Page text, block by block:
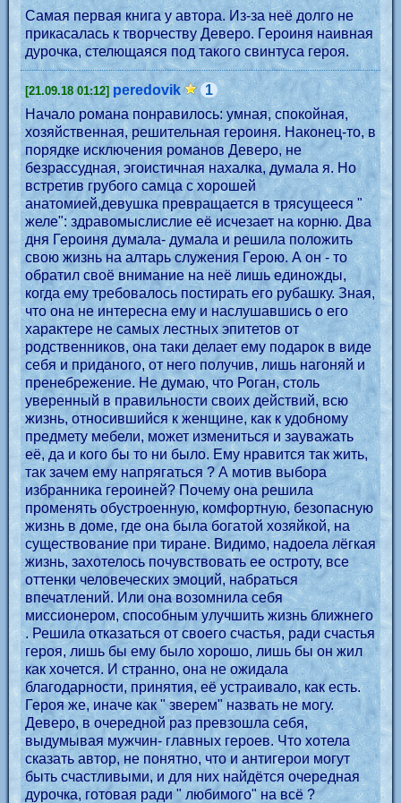
Самая первая книга у автора. Из-за неё долго не
прикасалась к творчеству Деверо. Героиня наивная
дурочка, стелющаяся под такого свинтуса героя.
[21.09.18 01:12] peredovik
1
Начало романа понравилось: умная, спокойная,
хозяйственная, решительная героиня. Наконец-то, в
порядке исключения романов Деверо, не
безрассудная, эгоистичная нахалка, думала я. Но
встретив грубого самца с хорошей
анатомией,девушка превращается в трясущееся "
желе": здравомыслислие её исчезает на корню. Два
дня Героиня думала- думала и решила положить
свою жизнь на алтарь служения Герою. А он - то
обратил своё внимание на неё лишь единожды,
когда ему требовалось постирать его рубашку. Зная,
что она не интересна ему и наслушавшись о его
характере не самых лестных эпитетов от
родственников, она таки делает ему подарок в виде
себя и приданого, от него получив, лишь нагоняй и
пренебрежение. Не думаю, что Роган, столь
уверенный в правильности своих действий, всю
жизнь, относившийся к женщине, как к удобному
предмету мебели, может измениться и зауважать
её, да и кого бы то ни было. Ему нравится так жить,
так зачем ему напрягаться ? А мотив выбора
избранника героиней? Почему она решила
променять обустроенную, комфортную, безопасную
жизнь в доме, где она была богатой хозяйкой, на
существование при тиране. Видимо, надоела лёгкая
жизнь, захотелось почувствовать ее остроту, все
оттенки человеческих эмоций, набраться
впечатлений. Или она возомнила себя
миссионером, способным улучшить жизнь ближнего
. Решила отказаться от своего счастья, ради счастья
героя, лишь бы ему было хорошо, лишь бы он жил
как хочется. И странно, она не ожидала
благодарности, принятия, её устраивало, как есть.
Героя же, иначе как " зверем" назвать не могу.
Деверо, в очередной раз превзошла себя,
выдумывая мужчин- главных героев. Что хотела
сказать автор, не понятно, что и антигерои могут
быть счастливыми, и для них найдётся очередная
дурочка, готовая ради " любимого" на всё ?